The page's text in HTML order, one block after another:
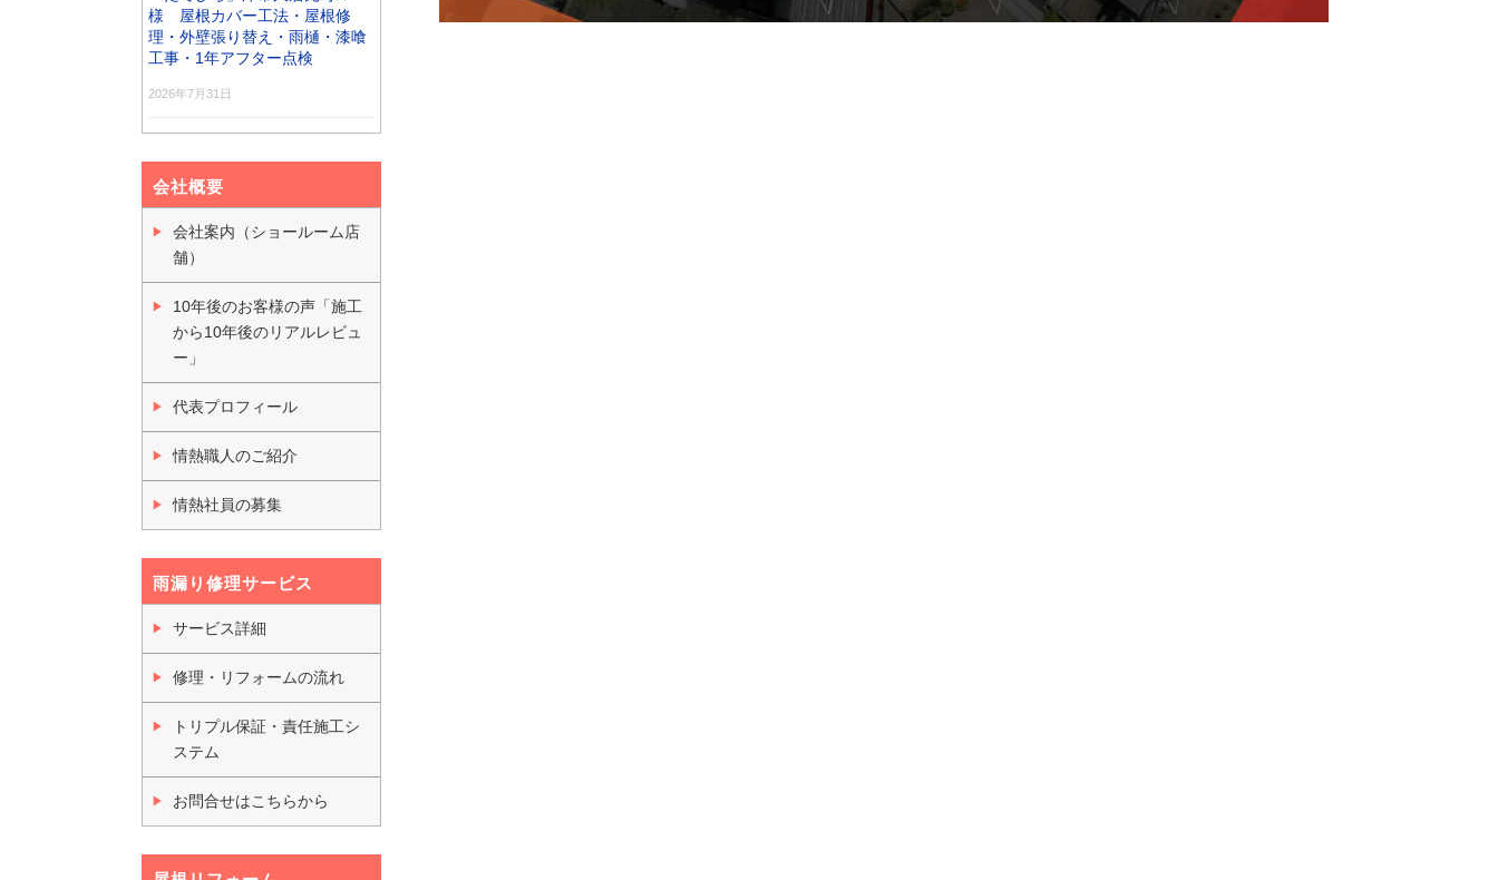
様 屋根カバー工法・屋根修
理・外壁張り替え・雨樋・漆喰
工事・1年アフター点検
2026年7月31日
会社概要
会社案内（ショールーム店
舗）
10年後のお客様の声「施工
から10年後のリアルレビュ
ー」
代表プロフィール
情熱職人のご紹介
情熱社員の募集
雨漏り修理サービス
サービス詳細
修理・リフォームの流れ
トリプル保証・責任施工シ
ステム
お問合せはこちらから